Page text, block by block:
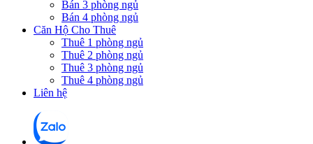
Bán 3 phòng ngủ
Bán 4 phòng ngủ
Căn Hộ Cho Thuê
Thuê 1 phòng ngủ
Thuê 2 phòng ngủ
Thuê 3 phòng ngủ
Thuê 4 phòng ngủ
Liên hệ